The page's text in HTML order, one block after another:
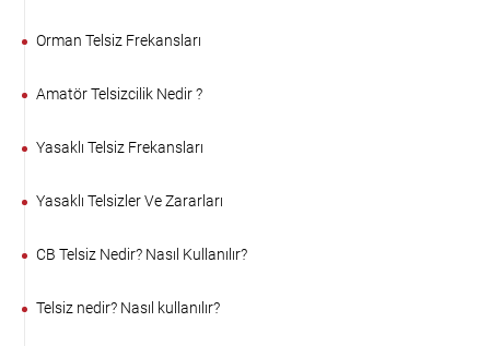
Orman Telsiz Frekansları
Amatör Telsizcilik Nedir ?
Yasaklı Telsiz Frekansları
Yasaklı Telsizler Ve Zararları
CB Telsiz Nedir? Nasıl Kullanılır?
Telsiz nedir? Nasıl kullanılır?